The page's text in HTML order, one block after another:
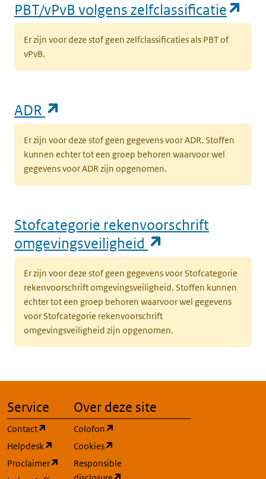
PBT/vPvB volgens zelfclassificatie
Er zijn voor deze stof geen zelfclassificaties als PBT of
vPvB.
ADR
Er zijn voor deze stof geen gegevens voor ADR. Stoffen
kunnen echter tot een groep behoren waarvoor wel
gegevens voor ADR zijn opgenomen.
Stofcategorie rekenvoorschrift
omgevingsveiligheid
Er zijn voor deze stof geen gegevens voor Stofcategorie
rekenvoorschrift omgevingsveiligheid. Stoffen kunnen
echter tot een groep behoren waarvoor wel gegevens
voor Stofcategorie rekenvoorschrift
omgevingsveiligheid zijn opgenomen.
Service
Contact
(opent in een nieuw tabblad)
Helpdesk
(opent in een nieuw tabblad)
Proclaimer
(opent in een nieuw tabblad)
Over deze site
Colofon
Cookies
Responsible